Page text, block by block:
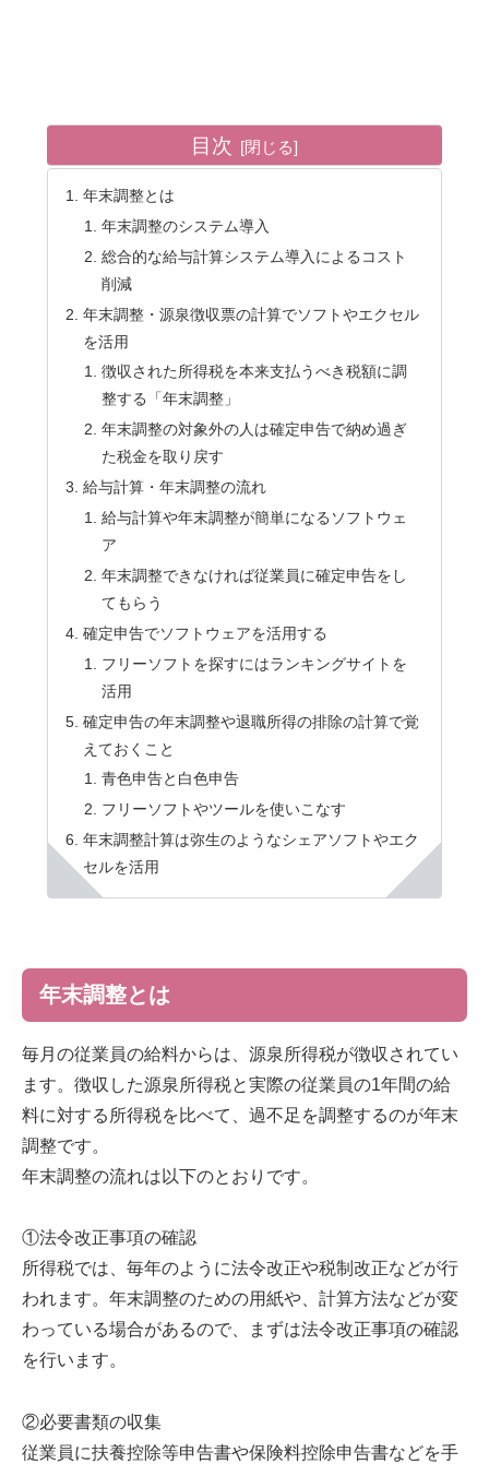
目次
年末調整とは
年末調整のシステム導入
総合的な給与計算システム導入によるコスト
削減
年末調整・源泉徴収票の計算でソフトやエクセル
を活用
徴収された所得税を本来支払うべき税額に調
整する「年末調整」
年末調整の対象外の人は確定申告で納め過ぎ
た税金を取り戻す
給与計算・年末調整の流れ
給与計算や年末調整が簡単になるソフトウェ
ア
年末調整できなければ従業員に確定申告をし
てもらう
確定申告でソフトウェアを活用する
フリーソフトを探すにはランキングサイトを
活用
確定申告の年末調整や退職所得の排除の計算で覚
えておくこと
青色申告と白色申告
フリーソフトやツールを使いこなす
年末調整計算は弥生のようなシェアソフトやエク
セルを活用
年末調整とは
毎月の従業員の給料からは、源泉所得税が徴収されてい
ます。徴収した源泉所得税と実際の従業員の1年間の給
料に対する所得税を比べて、過不足を調整するのが年末
調整です。
年末調整の流れは以下のとおりです。
①法令改正事項の確認
所得税では、毎年のように法令改正や税制改正などが行
われます。年末調整のための用紙や、計算方法などが変
わっている場合があるので、まずは法令改正事項の確認
を行います。
②必要書類の収集
従業員に扶養控除等申告書や保険料控除申告書などを手